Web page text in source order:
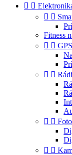
 
 
Fitness
 
 
 
 